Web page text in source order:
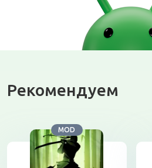
Рекомендуем
MOD